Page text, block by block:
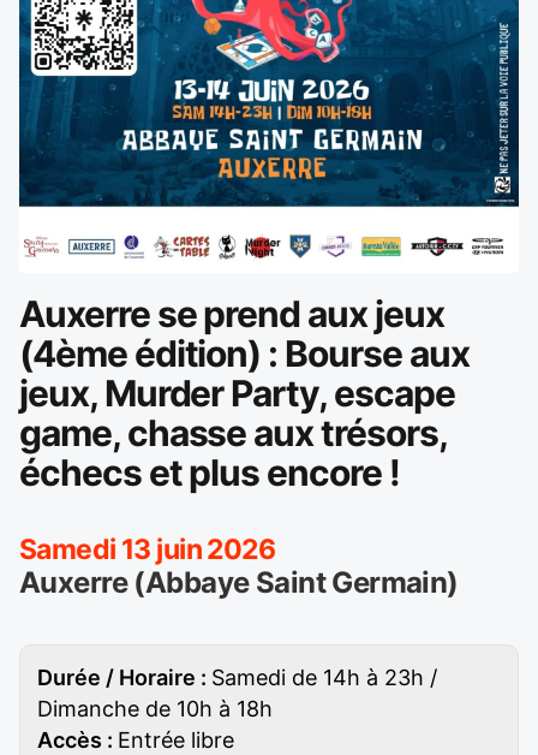
Auxerre se prend aux jeux
(4ème édition) : Bourse aux
jeux, Murder Party, escape
game, chasse aux trésors,
échecs et plus encore !
Samedi 13 juin 2026
Auxerre (Abbaye Saint Germain)
Durée / Horaire : Samedi de 14h à 23h /
Dimanche de 10h à 18h
Accès : Entrée libre